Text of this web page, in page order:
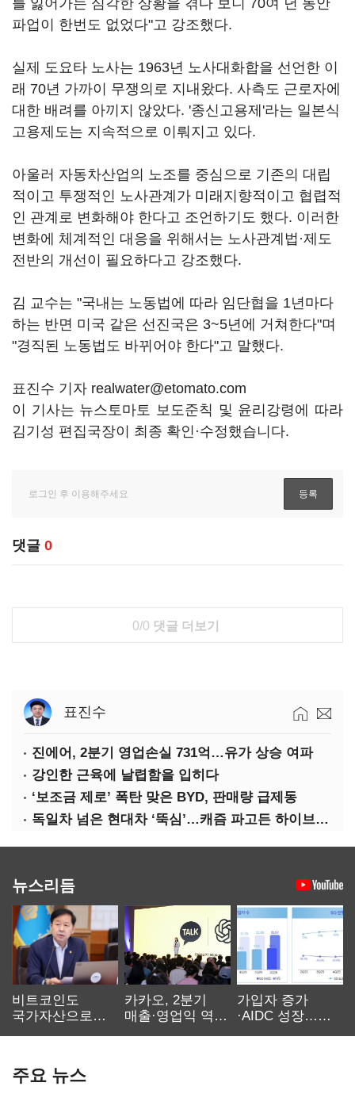
를 잃어가는 심각한 상황을 겪다 보니 70여 년 동안
파업이 한번도 없었다"고 강조했다.
실제 도요타 노사는 1963년 노사대화합을 선언한 이
래 70년 가까이 무쟁의로 지내왔다. 사측도 근로자에
대한 배려를 아끼지 않았다. '종신고용제'라는 일본식
고용제도는 지속적으로 이뤄지고 있다.
아울러 자동차산업의 노조를 중심으로 기존의 대립
적이고 투쟁적인 노사관계가 미래지향적이고 협렵적
인 관계로 변화해야 한다고 조언하기도 했다. 이러한
변화에 체계적인 대응을 위해서는 노사관계법·제도
전반의 개선이 필요하다고 강조했다.
김 교수는 "국내는 노동법에 따라 임단협을 1년마다
하는 반면 미국 같은 선진국은 3~5년에 거쳐한다"며
"경직된 노동법도 바뀌어야 한다"고 말했다.
표진수 기자 realwater@etomato.com
이 기사는 뉴스토마토 보도준칙 및 윤리강령에 따라
김기성 편집국장이 최종 확인·수정했습니다.
댓글 0
0/0 댓글 더보기
표진수
진에어, 2분기 영업손실 731억…유가 상승 여파
강인한 근육에 날렵함을 입히다
‘보조금 제로’ 폭탄 맞은 BYD, 판매량 급제동
독일차 넘은 현대차 ‘뚝심’…캐즘 파고든 하이브리드 역전극
뉴스리듬
비트코인도
국가자산으로…'
카카오, 2분기
매출·영업익 역대
가입자 증가
·AIDC 성장…
주요 뉴스